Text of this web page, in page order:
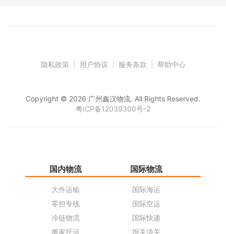
隐私政策 用户协议 服务条款 帮助中心
Copyright © 2026 广州鑫汉物流. All Rights Reserved.
粤ICP备12039300号-2
国内物流
大件运输
零担专线
冷链物流
搬家托运
国际物流
国际海运
国际空运
国际快递
报关清关